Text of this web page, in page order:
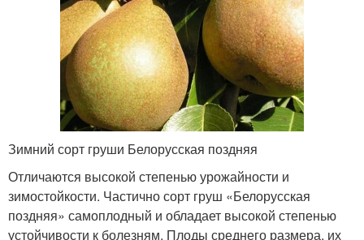
Зимний сорт груши Белорусская поздняя
Отличаются высокой степенью урожайности и
зимостойкости. Частично сорт груш «Белорусская
поздняя» самоплодный и обладает высокой степенью
устойчивости к болезням. Плоды среднего размера, их